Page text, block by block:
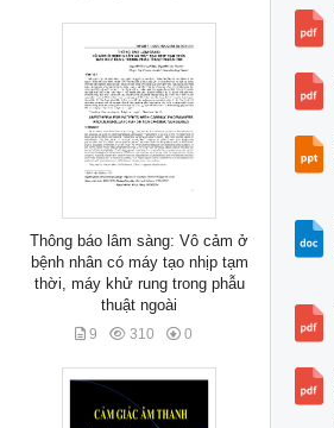
Thông báo lâm sàng: Vô cảm ở
bệnh nhân có máy tạo nhịp tạm
thời, máy khử rung trong phẫu
thuật ngoài
9 310 0